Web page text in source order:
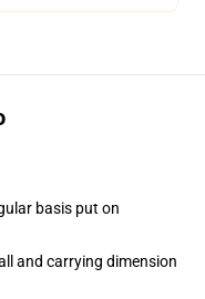
basis put on
and carrying dimension